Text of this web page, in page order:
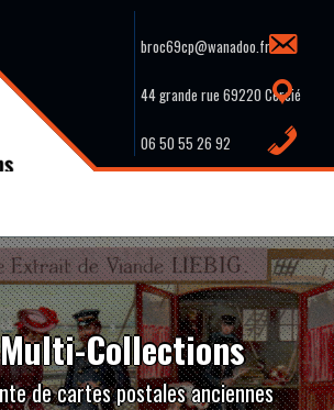
broc69cp@wanadoo.fr
44 grande rue 69220 Cercié
06 50 55 26 92
Collections
de cartes postales anciennes